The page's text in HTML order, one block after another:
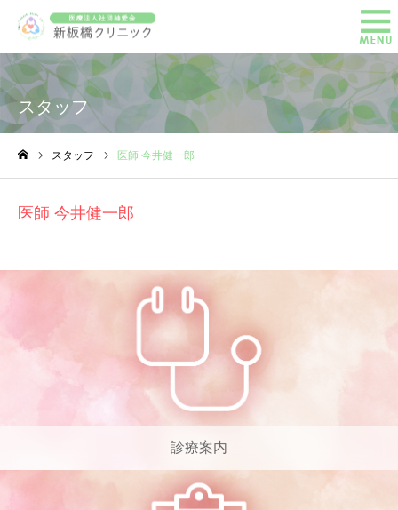
スタッフ
スタッフ 医師 今井健一郎
医師 今井健一郎
診療案内